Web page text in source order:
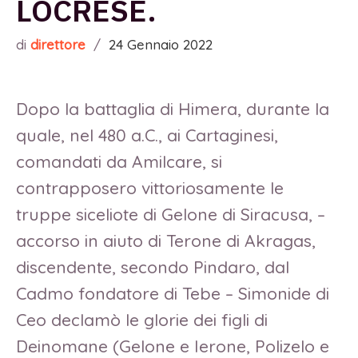
LOCRESE.
di direttore / 24 Gennaio 2022
Dopo la battaglia di Himera, durante la
quale, nel 480 a.C., ai Cartaginesi,
comandati da Amilcare, si
contrapposero vittoriosamente le
truppe siceliote di Gelone di Siracusa, –
accorso in aiuto di Terone di Akragas,
discendente, secondo Pindaro, dal
Cadmo fondatore di Tebe – Simonide di
Ceo declamò le glorie dei figli di
Deinomane (Gelone e Ierone, Polizelo e